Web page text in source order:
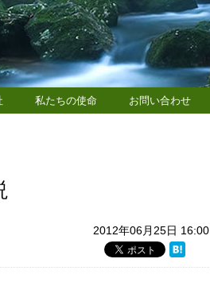
私たちの使命 お問い合わせ
2012年06月25日 16:00